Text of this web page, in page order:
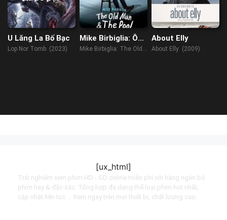
U Lăng La Bố Bạc
Lop Nor Tomb (2023)
Mike Birbiglia: Ông
Già Và Hồ Bơi
Mike Birbiglia: The Old
About Elly
About Elly (2009)